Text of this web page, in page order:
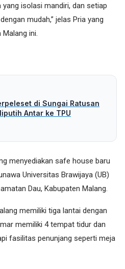
isolasi mandiri, dan setiap
mudah,” jelas Pria yang
Malang ini.
di Sungai Ratusan
Antar ke TPU
menyediakan safe house baru
Universitas Brawijaya (UB)
Dau, Kabupaten Malang.
memiliki tiga lantai dengan
memiliki 4 tempat tidur dan
fasilitas penunjang seperti meja